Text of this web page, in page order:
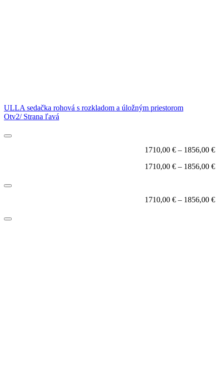
ULLA sedačka rohová s rozkladom a úložným priestorom
Otv2/ Strana ľavá
1710,00 € – 1856,00 €
1710,00 € – 1856,00 €
1710,00 € – 1856,00 €